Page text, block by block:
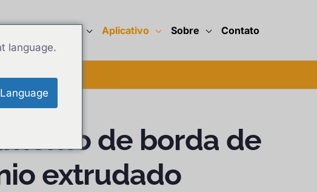
Aplicativo Sobre Contato
de borda de
extrudado
language.